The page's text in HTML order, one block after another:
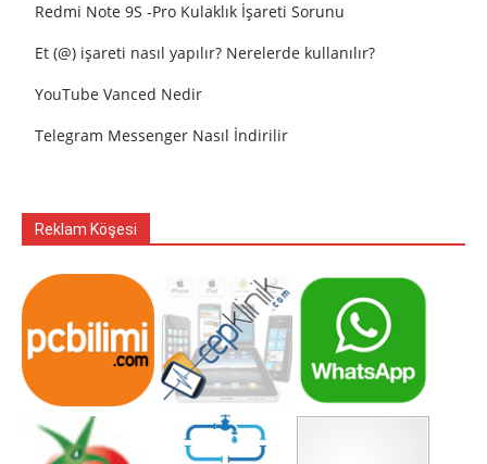
Redmi Note 9S -Pro Kulaklık İşareti Sorunu
Et (@) işareti nasıl yapılır? Nerelerde kullanılır?
YouTube Vanced Nedir
Telegram Messenger Nasıl İndirilir
Reklam Köşesi